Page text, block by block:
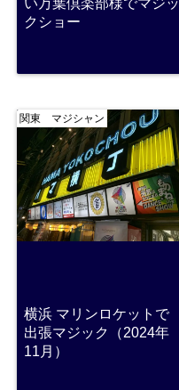
クショー
関東 マジシャン
横浜 マリンロケットで
出張マジック（2024年
11月）